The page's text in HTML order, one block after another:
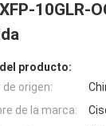
10GLR-
producto:
de origen:
de la marca: